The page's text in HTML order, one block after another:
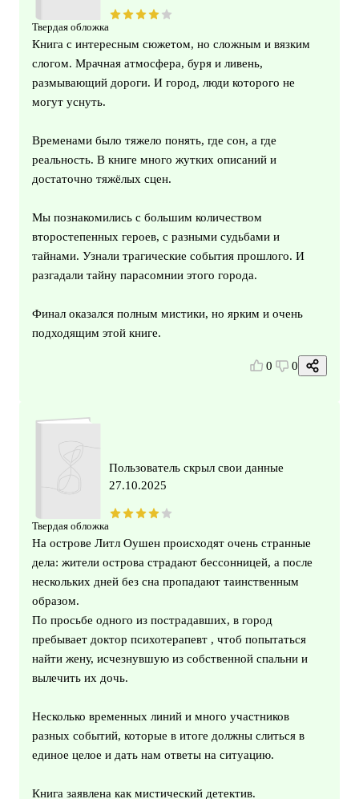
Твердая обложка
Книга с интересным сюжетом, но сложным и вязким
слогом. Мрачная атмосфера, буря и ливень,
размывающий дороги. И город, люди которого не
могут уснуть.
Временами было тяжело понять, где сон, а где
реальность. В книге много жутких описаний и
достаточно тяжёлых сцен.
Мы познакомились с большим количеством
второстепенных героев, с разными судьбами и
тайнами. Узнали трагические события прошлого. И
разгадали тайну парасомнии этого города.
Финал оказался полным мистики, но ярким и очень
подходящим этой книге.
0 0
Твердая обложка
Пользователь скрыл свои данные
27.10.2025
На острове Литл Оушен происходят очень странные
дела: жители острова страдают бессонницей, а после
нескольких дней без сна пропадают таинственным
образом.
По просьбе одного из пострадавших, в город
пребывает доктор психотерапевт , чтоб попытаться
найти жену, исчезнувшую из собственной спальни и
вылечить их дочь.
Несколько временных линий и много участников
разных событий, которые в итоге должны слиться в
единое целое и дать нам ответы на ситуацию.
Книга заявлена как мистический детектив.